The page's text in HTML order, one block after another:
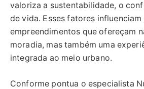
valoriza a sustentabilidade, o
de vida. Esses fatores
empreendimentos que ofereçam
moradia, mas também uma
integrada ao meio urbano.
Conforme pontua o especialista